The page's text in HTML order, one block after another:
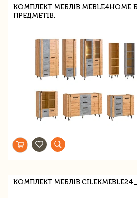
КОМПЛЕКТ МЕБЛІВ MEBLE4HOME
ПРЕДМЕТІВ.
КОМПЛЕКТ МЕБЛІВ